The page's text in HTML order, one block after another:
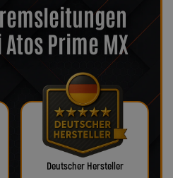
Prime MX
Deutscher Hersteller